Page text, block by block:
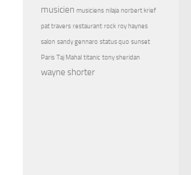
musicien musiciens nilaja norbert krief
pat travers restaurant rock roy haynes
salon sandy gennaro status quo sunset
Paris Taj Mahal titanic tony sheridan
wayne shorter